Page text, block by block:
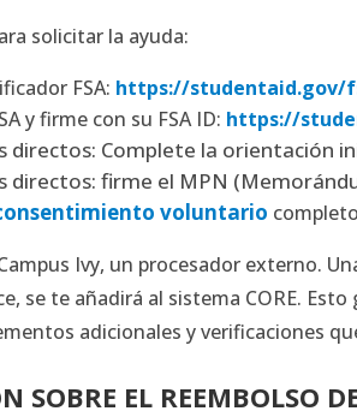
solicitar la ayuda:
FSA: https://studentaid.gov/
y firme con su FSA ID: https://
directos: Complete la orientación
directos: firme el MPN
voluntario completo
Ivy, un procesador externo.
se te añadirá al sistema CORE.
adicionales y verificaciones
SOBRE EL REEMBOLSO